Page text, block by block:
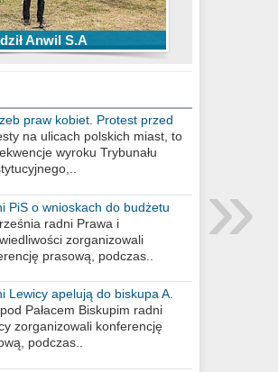
Anwil S.A
Anwilu Włocławek
2020
Włocławek w BCL
praw kobiet. Protest przed
poselskim PiS
na ulicach polskich miast, to
wyroku Trybunału
PiS o wnioskach do budżetu
na 2021 rok
radni Prawa i
zorganizowali
prasową, podczas..
Lewicy apelują do biskupa A.
Meringa
Pałacem Biskupim radni
zorganizowali konferencję
podczas..
»